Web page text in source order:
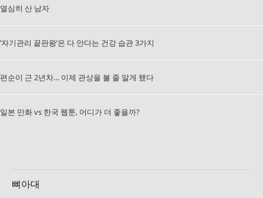
열심히 산 남자
’자기관리 끝판왕’은 다 안다는 건강 습관 3가지
편순이 근 2년차… 이제 관상을 볼 줄 알게 됐다
일본 만화 vs 한국 웹툰, 어디가 더 좋을까?
뼈아대